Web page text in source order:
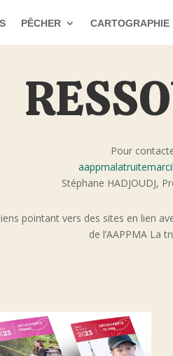
PÊCHER CARTOGRAPHIE
Pour
Stéphane HADJOUDJ,
pointant vers des sites en lien
de l’AAPPMA La